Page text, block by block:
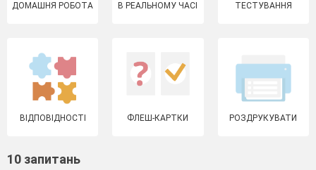
ДОМАШНЯ РОБОТА В РЕАЛЬНОМУ ЧАСІ ТЕСТУВАННЯ
ВІДПОВІДНОСТІ ФЛЕШ-КАРТКИ РОЗДРУКУВАТИ
10 запитань